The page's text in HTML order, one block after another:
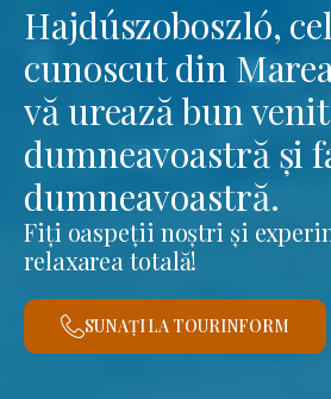
Hajdúszoboszló,
cunoscut din
vă urează bun venit
dumneavoastră și
dumneavoastră.
Fiți oaspeții noștri și
relaxarea totală!
SUNAȚI LA TOURINFORM